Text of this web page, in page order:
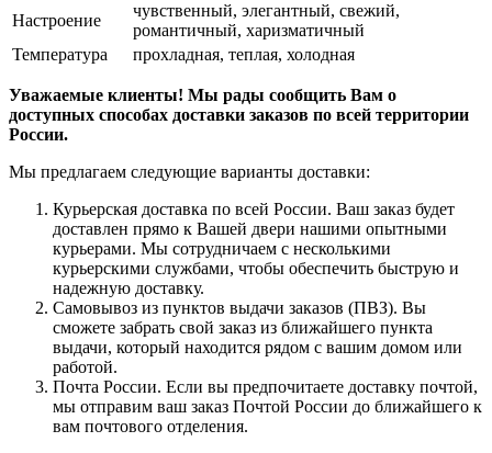
Настроение
чувственный, элегантный, свежий,
романтичный, харизматичный
Температура
прохладная, теплая, холодная
Уважаемые клиенты! Мы рады сообщить Вам о
доступных способах доставки заказов по всей территории
России.
Мы предлагаем следующие варианты доставки:
Курьерская доставка по всей России. Ваш заказ будет
доставлен прямо к Вашей двери нашими опытными
курьерами. Мы сотрудничаем с несколькими
курьерскими службами, чтобы обеспечить быструю и
надежную доставку.
Самовывоз из пунктов выдачи заказов (ПВЗ). Вы
сможете забрать свой заказ из ближайшего пункта
выдачи, который находится рядом с вашим домом или
работой.
Почта России. Если вы предпочитаете доставку почтой,
мы отправим ваш заказ Почтой России до ближайшего к
вам почтового отделения.